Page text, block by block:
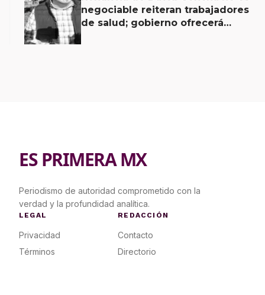
negociable reiteran trabajadores
de salud; gobierno ofrecerá
ES PRIMERA MX
Periodismo de autoridad comprometido con la
verdad y la profundidad analítica.
LEGAL
Privacidad
Términos
REDACCIÓN
Contacto
Directorio